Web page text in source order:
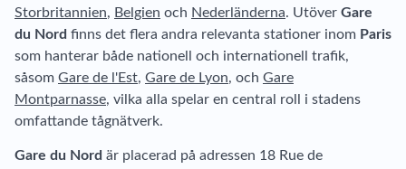
Storbritannien, Belgien och Nederländerna. Utöver Gare
du Nord finns det flera andra relevanta stationer inom Paris
som hanterar både nationell och internationell trafik,
såsom Gare de l'Est, Gare de Lyon, och Gare
Montparnasse, vilka alla spelar en central roll i stadens
omfattande tågnätverk.
Gare du Nord är placerad på adressen 18 Rue de